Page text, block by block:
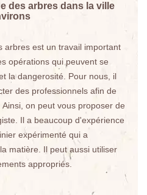
des arbres dans la ville
arbres est un travail important
opérations qui peuvent se
la dangerosité. Pour nous, il
des professionnels afin de
on peut vous proposer de
Il a beaucoup d'expérience
expérimenté qui a
matière. Il peut aussi utiliser
appropriés.